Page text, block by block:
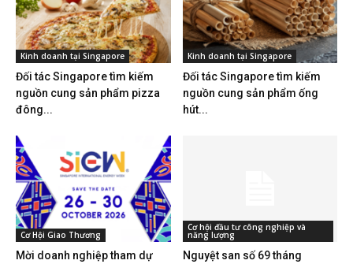
Kinh doanh tại Singapore
Đối tác Singapore tìm kiếm
nguồn cung sản phẩm pizza
đông...
Kinh doanh tại Singapore
Đối tác Singapore tìm kiếm
nguồn cung sản phẩm ống
hút...
Cơ Hội Giao Thương
Mời doanh nghiệp tham dự
Cơ hội đầu tư công nghiệp và
năng lượng
Nguyệt san số 69 tháng